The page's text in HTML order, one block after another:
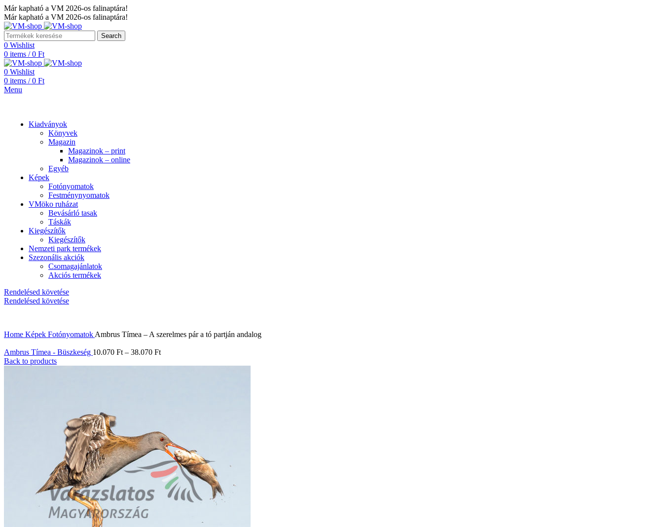
Már kapható a VM 2026-os falinaptára!
Már kapható a VM 2026-os falinaptára!
Search
0 Wishlist
0 items / 0 Ft
0 Wishlist
0 items / 0 Ft
Menu
Kiadványok
Könyvek
Magazin
Magazinok – print
Magazinok – online
Egyéb
Képek
Fotónyomatok
Festménynyomatok
VMöko ruházat
Bevásárló tasak
Táskák
Kiegészítők
Kiegészítők
Nemzeti park termékek
Szezonális akciók
Csomagajánlatok
Akciós termékek
Rendelésed követése
Rendelésed követése
Home Képek Fotónyomatok Ambrus Tímea – A szerelmes pár a tó partján andalog
Ambrus Tímea - Büszkeség 10.070 Ft – 38.070 Ft
Back to products